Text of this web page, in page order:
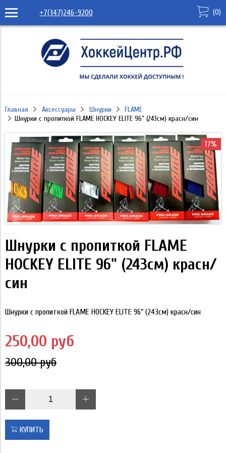
+7(347)246-9200 (0)
Главная Аксессуары Шнурки
FLAME
Шнурки с пропиткой FLAME HOCKEY ELITE 96" (243см) красн/син
17%
Шнурки с пропиткой FLAME
HOCKEY ELITE 96" (243см) красн/
син
Шнурки с пропиткой FLAME HOCKEY ELITE 96" (243см) красн/син
250,00 руб
300,00 руб
КУПИТЬ